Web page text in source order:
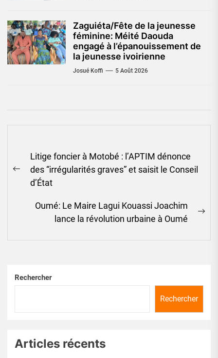
Zaguiéta/Fête de la jeunesse
féminine: Méité Daouda
engagé à l’épanouissement de
la jeunesse ivoirienne
Josué Koffi 5 Août 2026
de
l’article
Previous
post:
Litige foncier à Motobé : l’APTIM dénonce
des “irrégularités graves” et saisit le Conseil
d’État
Oumé: Le Maire Lagui Kouassi Joachim
lance la révolution urbaine à Oumé
Rechercher
Rechercher
Articles récents